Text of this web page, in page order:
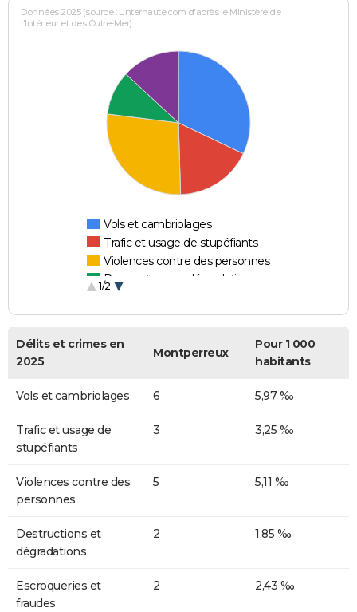
Données 2025 (source : Linternaute.com d'après le Ministère de
l'Intérieur et des Outre-Mer)
Vols et cambriolages
Trafic et usage de stupéfiants
Violences contre des personnes
Destructions et dégradations
1/2
Délits et crimes en
2025
Montperreux
Pour 1 000
habitants
Vols et cambriolages 6 5,97 ‰
Trafic et usage de
stupéfiants
3 3,25 ‰
Violences contre des
personnes
5 5,11 ‰
Destructions et
dégradations
2 1,85 ‰
Escroqueries et
fraudes
2 2,43 ‰